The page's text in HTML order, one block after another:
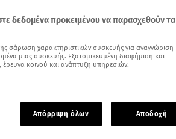
on Google
δεδομένα προκειμένου να παρασχεθούν τα
σάρωση χαρακτηριστικών συσκευής για αναγνώριση
μιας συσκευής. Εξατομικευμένη διαφήμιση και
κοινού και ανάπτυξη υπηρεσιών.
Απόρριψη όλων Αποδοχή